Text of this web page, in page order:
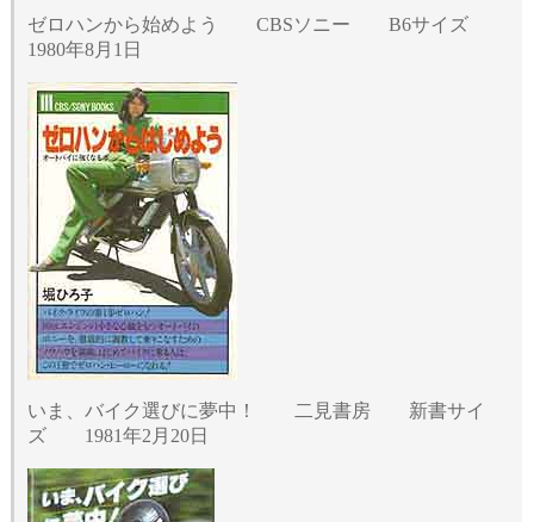
ゼロハンから始めよう CBSソニー B6サイズ
1980年8月1日
いま、バイク選びに夢中！ 二見書房 新書サイ
ズ 1981年2月20日